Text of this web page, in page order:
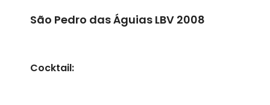
São Pedro das Águias LBV 2008
Cocktail: